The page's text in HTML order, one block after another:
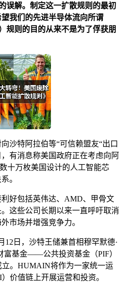
误解。制定这一扩散规则的最初
我们的先进半导体流向所谓
规则的目的从来不是为了俘获朋
沙特阿拉伯等“可信赖盟友“出口
有消息称美国政府正在考虑向阿
十万枚美国设计的人工智能芯
。
好包括英伟达、AMD、甲骨文
这些公司长期以来一直呼吁取消
市场并增强竞争力。
12日，沙特王储兼首相穆罕默德·
富基金——公共投资基金（PIF）
。HUMAIN将作为一家统一运
价值链上开展运营和投资。